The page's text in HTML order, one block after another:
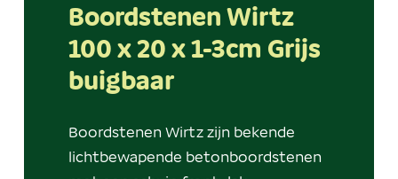
Boordstenen Wirtz
100 x 20 x 1-3cm Grijs
buigbaar
Boordstenen Wirtz zijn bekende
lichtbewapende betonboordstenen